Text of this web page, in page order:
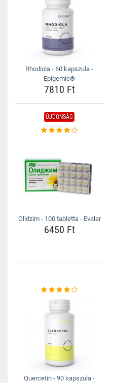
Rhodiola - 60 kapszula -
Epigemic®
7810 Ft
ÚJDONSÁG
Olidzim - 100 tabletta - Evalar
6450 Ft
Quercetin - 90 kapszula -